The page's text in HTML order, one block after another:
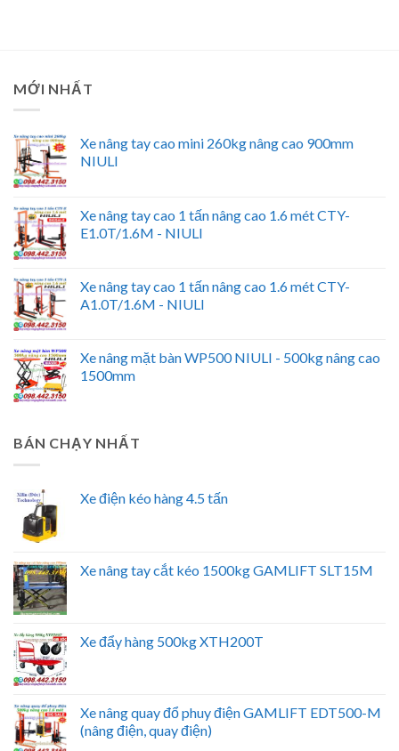
MỚI NHẤT
Xe nâng tay cao mini 260kg nâng cao 900mm
NIULI
Xe nâng tay cao 1 tấn nâng cao 1.6 mét CTY-
E1.0T/1.6M - NIULI
Xe nâng tay cao 1 tấn nâng cao 1.6 mét CTY-
A1.0T/1.6M - NIULI
Xe nâng mặt bàn WP500 NIULI - 500kg nâng cao
1500mm
BÁN CHẠY NHẤT
Xe điện kéo hàng 4.5 tấn
Xe nâng tay cắt kéo 1500kg GAMLIFT SLT15M
Xe đẩy hàng 500kg XTH200T
Xe nâng quay đổ phuy điện GAMLIFT EDT500-M
(nâng điện, quay điện)